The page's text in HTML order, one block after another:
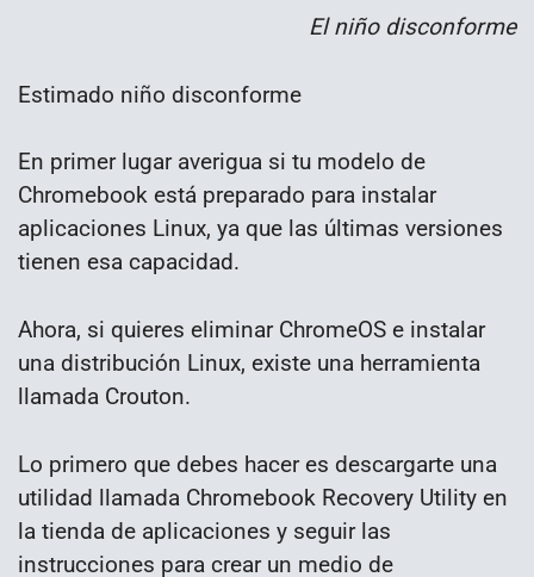
El niño disconforme
Estimado niño disconforme
En primer lugar averigua si tu modelo de
Chromebook está preparado para instalar
aplicaciones Linux, ya que las últimas versiones
tienen esa capacidad.
Ahora, si quieres eliminar ChromeOS e instalar
una distribución Linux, existe una herramienta
llamada Crouton.
Lo primero que debes hacer es descargarte una
utilidad llamada Chromebook Recovery Utility en
la tienda de aplicaciones y seguir las
instrucciones para crear un medio de